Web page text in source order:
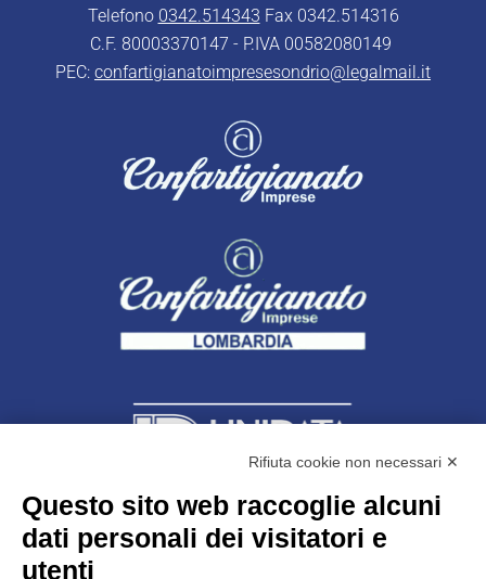
Telefono 0342.514343 Fax 0342.514316
C.F. 80003370147 - P.IVA 00582080149
PEC: confartigianatoimpresesondrio@legalmail.it
Unidata s.r.lcon unico socio
Largo dell’Artigianato, 1 - 23100 Sondrio
Rifiuta cookie non necessari ✕
Questo sito web raccoglie alcuni
dati personali dei visitatori e
utenti